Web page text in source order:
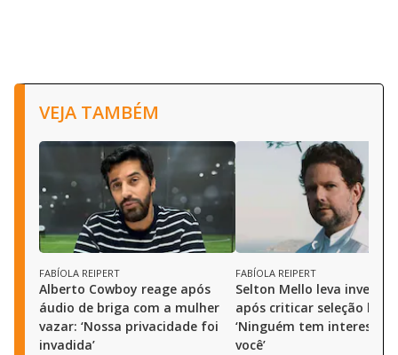
VEJA TAMBÉM
FABÍOLA REIPERT
Alberto Cowboy reage após
áudio de briga com a mulher
vazar: ‘Nossa privacidade foi
invadida’
FABÍOLA REIPERT
Selton Mello leva
após criticar seleção
‘Ninguém tem interesse
você’